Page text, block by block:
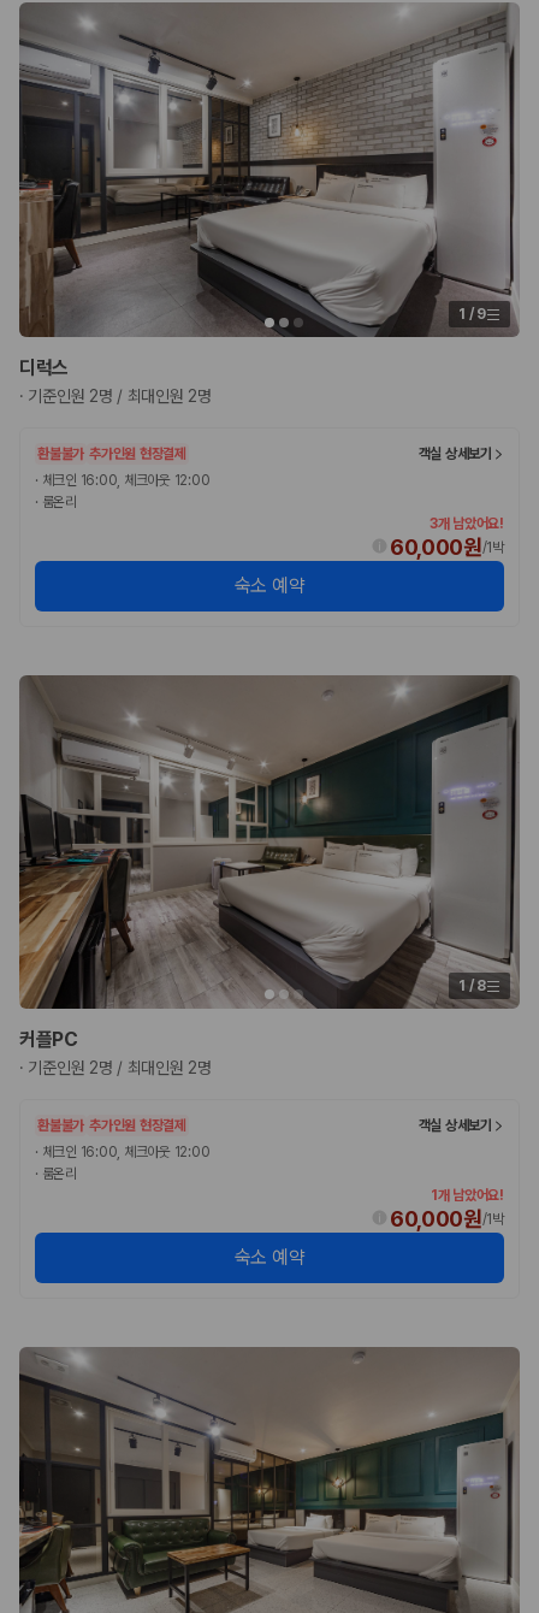
혼자 또는 2인 여행에 적합하며 제주 렌트카 최저가를 찾는 사용자
가 가장 먼저 비교하는 차종입니다.
준중형·중형차
커플·친구 여행에서 많이 선택되며 가격과 승차감의 균형이 좋은 차
종입니다.
가족 여행, 짐이 많은 여행, 장거리 이동에 적합하며 보험 조건과 차
량 연식을 함께 비교하는 것이 좋습니다.
승합차·대형차
단체 여행이나 4인 이상 가족 여행에 적합하며 인원수, 짐 공간, 보
험 조건을 함께 확인해야 합니다.
제주렌트카 보험까지 비교해야 진짜 가격비교입
니다
동일한 차량이라도 보험 조건에 따라 실제 부담 금액이 달라질 수 있습니
다. 카모아는 제주 렌트카 가격뿐 아니라 일반자차, 완전자차, 슈퍼자차 조
일반자차: 사고 발생 시 일정 금액의 면책금이 발생할 수 있습니다.
완전자차:보상 한도 내에서 면책금 부담이 줄어드는 보험 조건입니
다.
더 높은 보장 조건을 원하는 사용자에게 적합합니다.
2000만 고객이 선택한 렌트카 가격비교 플랫폼
20,871,562명
사용자 리뷰
175,206건
예약 가능 차량
67,123대
전국 렌트카 지점
1,829개
제주렌트카 가격비교 자주 묻는 질문
Q. 제주렌트카 가격비교는 카모아에서 어떻게 하나요?
A. 대여일, 반납일, 인수 지역을 선택하면 제주도 렌트카 업체별 가격, 차종,
Q. 제주 렌트카 최저가는 무엇을 기준으로 비교해야 하나요?
Q. 제주공항 근처 렌트카도 비교할 수 있나요?
제주렌트카 가격비교 주요 링크
해외 렌트카 가격비교
1 /9
디럭스
· 기준인원 2명 / 최대인원 2명
환불불가 추가인원 현장결제
객실 상세보기
· 체크인 16:00, 체크아웃 12:00
· 룸온리
3개 남았어요!
60,000원/1박
숙소 예약
1 /8
커플PC
· 기준인원 2명 / 최대인원 2명
환불불가 추가인원 현장결제
객실 상세보기
· 체크인 16:00, 체크아웃 12:00
· 룸온리
1개 남았어요!
60,000원/1박
숙소 예약